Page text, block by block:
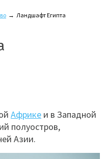
→ Ландшафт Египта
Африке и в Западной
полуостров,
Азии.